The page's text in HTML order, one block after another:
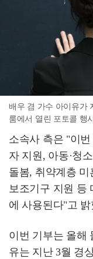
배우 겸 가수 아이유가
룸에서 열린 포토콜 행
소속사 측은 "이
자 지원, 아동·청
돌봄, 취약계층
보조기구 지원 등
에 사용된다"고 밝
이번 기부는 올해
유는 지난 3월 경